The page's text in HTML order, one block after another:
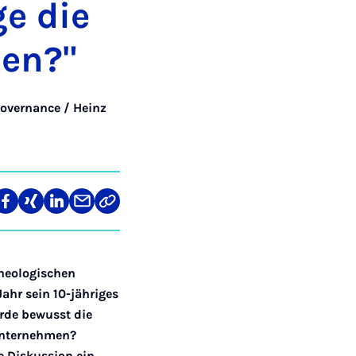
die
/ Heinz
Teilen
auf
Teilen
auf
Teilen
auf
Teilen
über
Link
kopieren
sein 10-jähriges
bewusst die